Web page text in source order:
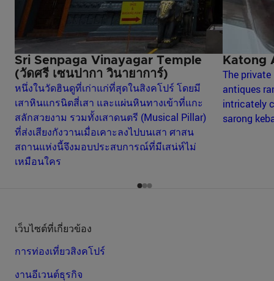
Sri Senpaga Vinayagar Temple
(วัดศรี เซนปากา วินายาการ์)
หนึ่งในวัดฮินดูที่เก่าแก่ที่สุดในสิงคโปร์ โดยมี
เสาหินแกรนิตสี่เสา และแผ่นหินทางเข้าที่แกะ
สลักสวยงาม รวมทั้งเสาดนตรี (Musical Pillar)
ที่ส่งเสียงกังวานเมื่อเคาะลงไปบนเสา ศาสน
สถานแห่งนี้จึงมอบประสบการณ์ที่มีเสน่ห์ไม่
เหมือนใคร
Katong
The
antiques
intricately
sarong
เว็บไซต์ที่เกี่ยวข้อง
การท่องเที่ยวสิงคโปร์
งานอีเวนต์ธุรกิจ